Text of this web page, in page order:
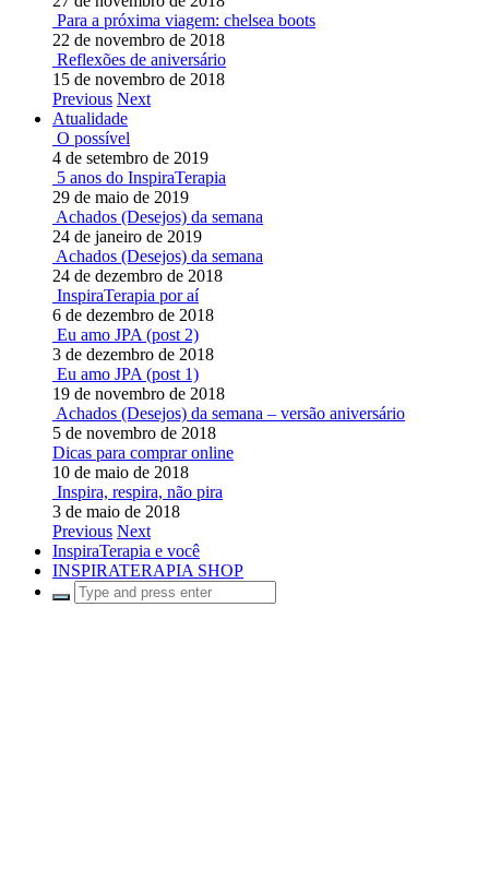
Para a próxima viagem: chelsea boots
22 de novembro de 2018
Reflexões de aniversário
15 de novembro de 2018
Previous Next
Atualidade
O possível
4 de setembro de 2019
5 anos do InspiraTerapia
29 de maio de 2019
Achados (Desejos) da semana
24 de janeiro de 2019
Achados (Desejos) da semana
24 de dezembro de 2018
InspiraTerapia por aí
6 de dezembro de 2018
Eu amo JPA (post 2)
3 de dezembro de 2018
Eu amo JPA (post 1)
19 de novembro de 2018
Achados (Desejos) da semana – versão aniversário
5 de novembro de 2018
Dicas para comprar online
10 de maio de 2018
Inspira, respira, não pira
3 de maio de 2018
Previous Next
InspiraTerapia e você
INSPIRATERAPIA SHOP